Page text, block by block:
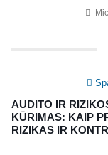
AUDITO IR
KŪRIMAS: KAIP
RIZIKAS IR
info@vaa.lt
Registruokitės